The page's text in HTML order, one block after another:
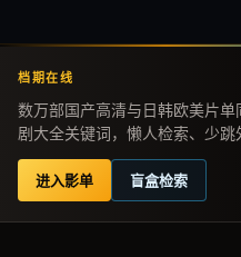
档期在线
数万部国产高清与日韩欧美片
剧大全关键词，懒人检索、少跳
进入影单 盲盒检索